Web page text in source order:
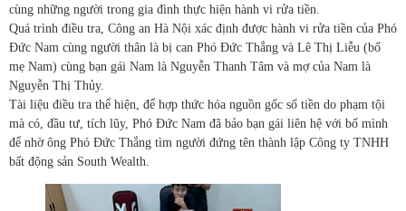
cùng những người trong gia đình thực hiện hành vi rửa tiền.
Quá trình điều tra, Công an Hà Nội xác định được hành vi rửa tiền của Phó
Đức Nam cùng người thân là bị can Phó Đức Thắng và Lê Thị Liễu (bố
mẹ Nam) cùng bạn gái Nam là Nguyễn Thanh Tâm và mợ của Nam là
Nguyễn Thị Thủy.
Tài liệu điều tra thể hiện, để hợp thức hóa nguồn gốc số tiền do phạm tội
mà có, đầu tư, tích lũy, Phó Đức Nam đã bảo bạn gái liên hệ với bố mình
để nhờ ông Phó Đức Thắng tìm người đứng tên thành lập Công ty TNHH
bất động sản South Wealth.